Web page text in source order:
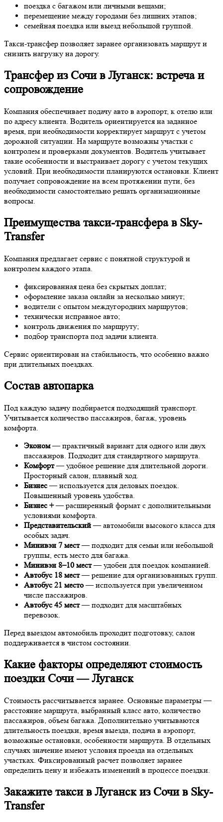
поездка с багажом или личными вещами;
перемещение между городами без лишних этапов;
семейная поездка или выезд небольшой группой.
Такси-трансфер позволяет заранее организовать маршрут и
снизить нагрузку на дорогу.
Трансфер из Сочи в Луганск: встреча и
сопровождение
Компания обеспечивает подачу авто в аэропорт, к отелю или
по адресу клиента. Водитель ориентируется на заданное
время, при необходимости корректирует маршрут с учетом
дорожной ситуации. На маршруте возможны участки с
контролем и проверками документов. Водитель учитывает
такие особенности и выстраивает дорогу с учетом текущих
условий. При необходимости планируются остановки. Клиент
получает сопровождение на всем протяжении пути, без
необходимости самостоятельно решать организационные
вопросы.
Преимущества такси-трансфера в Sky-
Transfer
Компания предлагает сервис с понятной структурой и
контролем каждого этапа.
фиксированная цена без скрытых доплат;
оформление заказа онлайн за несколько минут;
водители с опытом междугородних маршрутов;
технически исправное авто;
контроль движения по маршруту;
подбор транспорта под задачи клиента.
Сервис ориентирован на стабильность, что особенно важно
при длительных поездках.
Состав автопарка
Под каждую задачу подбирается подходящий транспорт.
Учитывается количество пассажиров, багаж, уровень
комфорта.
Эконом— практичный вариант для одного или двух
пассажиров. Подходит для стандартного маршрута.
Комфорт— удобное решение для длительной дороги.
Просторный салон, плавный ход.
Бизнес— используется для деловых поездок.
Повышенный уровень удобства.
Бизнес +— расширенный формат с дополнительными
условиями комфорта.
Представительский— автомобили высокого класса для
особых задач.
Минивэн 7 мест— подходит для семьи или небольшой
группы, есть место для багажа.
Минивэн 8–10 мест— удобен для поездок компанией.
Автобус 18 мест— решение для организованных групп.
Автобус 21 место— используется при увеличенном
числе пассажиров.
Автобус 45 мест— подходит для масштабных
перевозок.
Перед выездом автомобиль проходит подготовку, салон
поддерживается в чистом состоянии.
Какие факторы определяют стоимость
поездки Сочи — Луганск
Стоимость рассчитывается заранее. Основные параметры —
расстояние маршрута, выбранный класс авто, количество
пассажиров, объем багажа. Дополнительно учитываются
длительность поездки, время выезда, подача в аэропорт,
возможные остановки, особенности маршрута. В отдельных
случаях значение имеют условия проезда на отдельных
участках. Фиксированный расчет позволяет заранее
определить цену и избежать изменений в процессе поездки.
Закажите такси в Луганск из Сочи в Sky-
Transfer